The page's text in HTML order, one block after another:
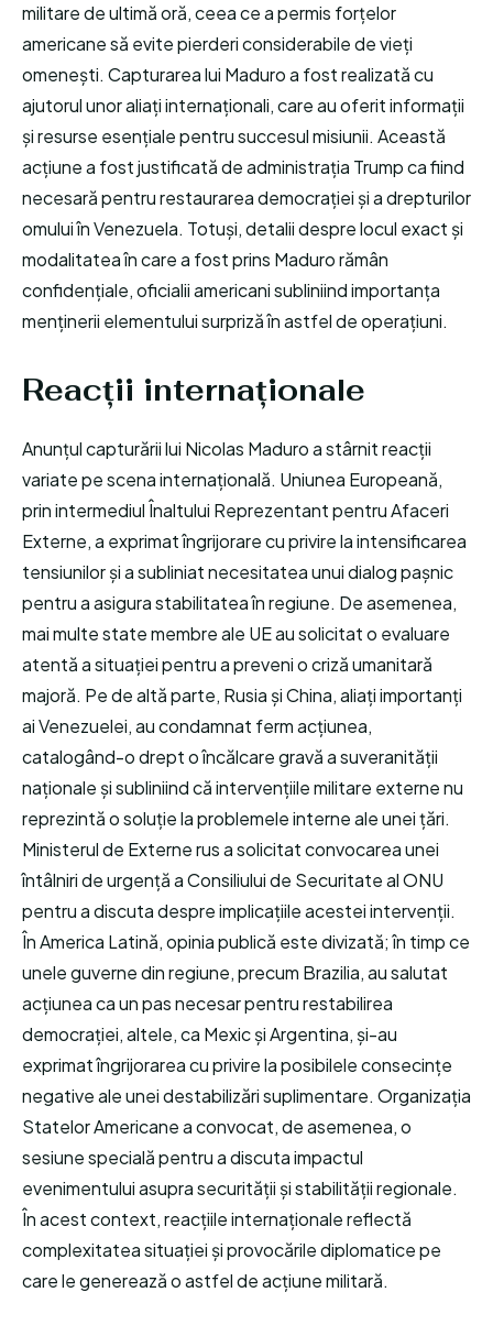
militare de ultimă oră, ceea ce a permis forțelor
americane să evite pierderi considerabile de vieți
omenești. Capturarea lui Maduro a fost realizată cu
ajutorul unor aliați internaționali, care au oferit informații
și resurse esențiale pentru succesul misiunii. Această
acțiune a fost justificată de administrația Trump ca fiind
necesară pentru restaurarea democrației și a drepturilor
omului în Venezuela. Totuși, detalii despre locul exact și
modalitatea în care a fost prins Maduro rămân
confidențiale, oficialii americani subliniind importanța
menținerii elementului surpriză în astfel de operațiuni.
Reacții internaționale
Anunțul capturării lui Nicolas Maduro a stârnit reacții
variate pe scena internațională. Uniunea Europeană,
prin intermediul Înaltului Reprezentant pentru Afaceri
Externe, a exprimat îngrijorare cu privire la intensificarea
tensiunilor și a subliniat necesitatea unui dialog pașnic
pentru a asigura stabilitatea în regiune. De asemenea,
mai multe state membre ale UE au solicitat o evaluare
atentă a situației pentru a preveni o criză umanitară
majoră. Pe de altă parte, Rusia și China, aliați importanți
ai Venezuelei, au condamnat ferm acțiunea,
catalogând-o drept o încălcare gravă a suveranității
naționale și subliniind că intervențiile militare externe nu
reprezintă o soluție la problemele interne ale unei țări.
Ministerul de Externe rus a solicitat convocarea unei
întâlniri de urgență a Consiliului de Securitate al ONU
pentru a discuta despre implicațiile acestei intervenții.
În America Latină, opinia publică este divizată; în timp ce
unele guverne din regiune, precum Brazilia, au salutat
acțiunea ca un pas necesar pentru restabilirea
democrației, altele, ca Mexic și Argentina, și-au
exprimat îngrijorarea cu privire la posibilele consecințe
negative ale unei destabilizări suplimentare. Organizația
Statelor Americane a convocat, de asemenea, o
sesiune specială pentru a discuta impactul
evenimentului asupra securității și stabilității regionale.
În acest context, reacțiile internaționale reflectă
complexitatea situației și provocările diplomatice pe
care le generează o astfel de acțiune militară.